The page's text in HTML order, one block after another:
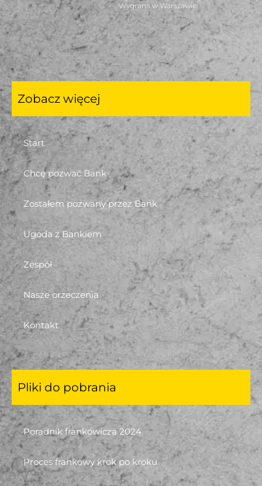
Wygrana w Warszawie.
Zobacz więcej
Start
Chcę pozwać Bank
Zostałem pozwany przez Bank
Ugoda z Bankiem
Zespół
Nasze orzeczenia
Kontakt
Pliki do pobrania
Poradnik frankowicza 2024
Proces frankowy krok po kroku